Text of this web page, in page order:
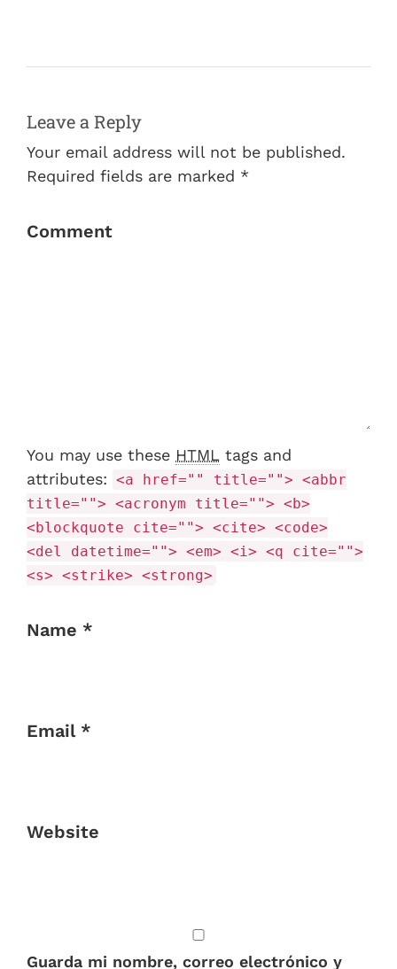
Leave a Reply
Your email address will not be published.
Required fields are marked *
Comment
You may use these HTML tags and
attributes: <a href="" title=""> <abbr
title=""> <acronym title=""> <b>
<blockquote cite=""> <cite> <code>
<del datetime=""> <em> <i> <q cite="">
<s> <strike> <strong>
Name *
Email *
Website
Guarda mi nombre, correo electrónico y